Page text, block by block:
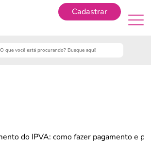
Cadastrar
do IPVA: como fazer pagamento e